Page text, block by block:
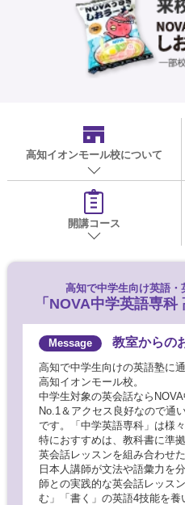
高知イオンモール校について
開講コース
高知で中学生向け英語・
「NOVA中学英語専科
教室からの
高知で中学生向けの英語塾に
高知イオンモール校。
中学生対象の英会話なら
No.1＆アクセス良好なので通
です。「中学英語専科」は様
特におすすめは、教科書に準
英会話レッスンを組み合わせ
日本人講師が文法や語彙力を
師との実践的な英会話レッス
む」「書く」の英語4技能を